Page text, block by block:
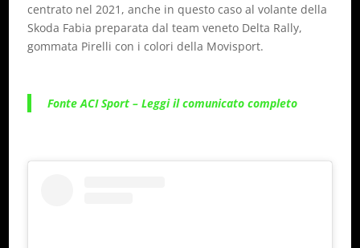
centrato nel 2021, anche in questo caso al volante della
Skoda Fabia preparata dal team veneto Delta Rally,
gommata Pirelli con i colori della Movisport.
Fonte ACI Sport – Leggi il comunicato completo